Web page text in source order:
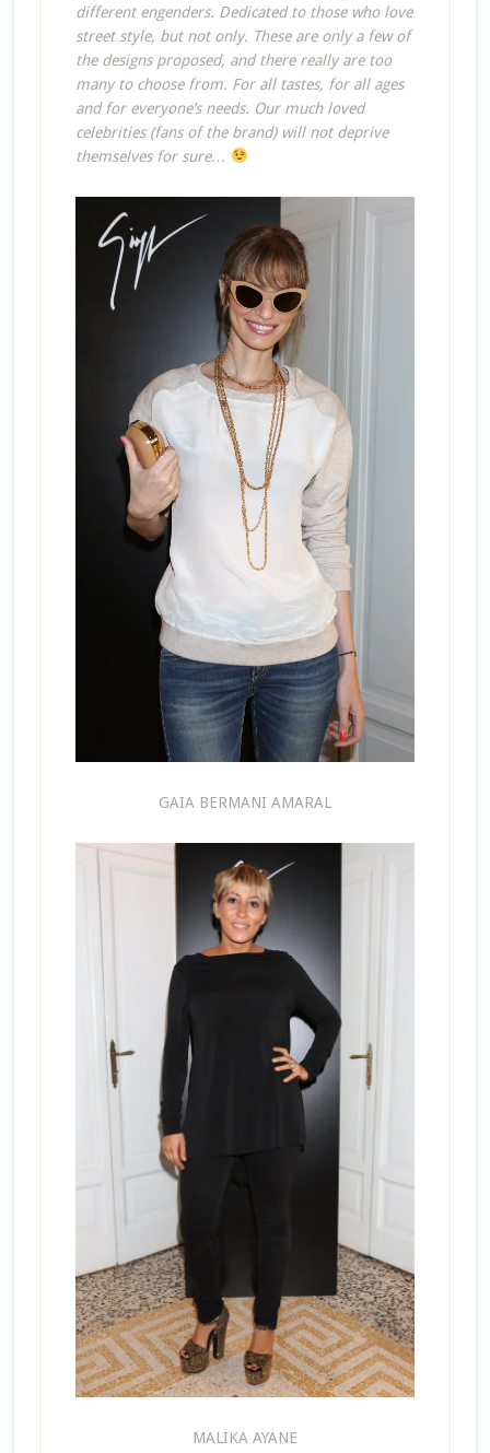
different engenders. Dedicated to those who love
street style, but not only. These are only a few of
the designs proposed, and there really are too
many to choose from. For all tastes, for all ages
and for everyone’s needs. Our much loved
celebrities (fans of the brand) will not deprive
themselves for sure…
GAIA BERMANI AMARAL
MALIKA AYANE